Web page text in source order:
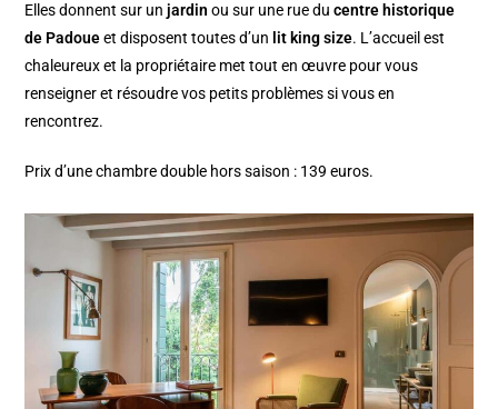
Elles donnent sur unjardin ou sur une rue ducentre historique
de Padoueet disposent toutes d’un lit king size. L’accueil est
chaleureux et la propriétaire met tout en œuvre pour vous
renseigner et résoudre vos petits problèmes si vous en
rencontrez.
Prix d’une chambre double hors saison : 139 euros.